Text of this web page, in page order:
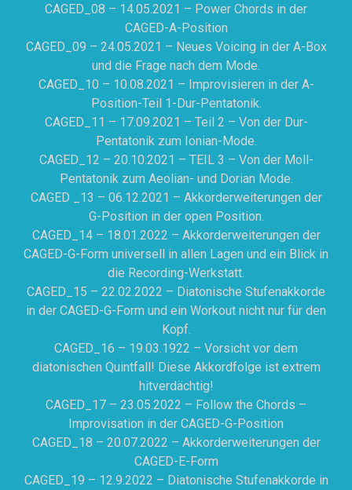
CAGED_08 – 14.05.2021 – Power Chords in der
CAGED-A-Position
CAGED_09 – 24.05.2021 – Neues Voicing in der A-Box
und die Frage nach dem Mode.
CAGED_10 – 10.08.2021 – Improvisieren in der A-
Position-Teil 1-Dur-Pentatonik.
CAGED_11 – 17.09.2021 – Teil 2 – Von der Dur-
Pentatonik zum Ionian-Mode.
CAGED_12 – 20.10.2021 – TEIL 3 – Von der Moll-
Pentatonik zum Aeolian- und Dorian Mode.
CAGED _13 – 06.12.2021 – Akkorderweiterungen der
G-Position in der open Position.
CAGED_14 – 18.01.2022 – Akkorderweiterungen der
CAGED-G-Form universell in allen Lagen und ein Blick in
die Recording-Werkstatt.
CAGED_15 – 22.02.2022 – Diatonische Stufenakkorde
in der CAGED-G-Form und ein Workout nicht nur für den
Kopf.
CAGED_16 – 19.03.1922 – Vorsicht vor dem
diatonischen Quintfall! Diese Akkordfolge ist extrem
hitverdächtig!
CAGED_17 – 23.05.2022 – Follow the Chords –
Improvisation in der CAGED-G-Position
CAGED_18 – 20.07.2022 – Akkorderweiterungen der
CAGED-E-Form
CAGED_19 – 12.9.2022 – Diatonische Stufenakkorde in